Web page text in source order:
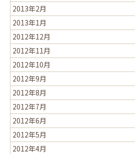
2013年2月
2013年1月
2012年12月
2012年11月
2012年10月
2012年9月
2012年8月
2012年7月
2012年6月
2012年5月
2012年4月